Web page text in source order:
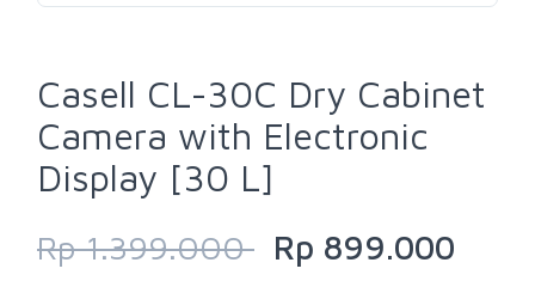
Casell CL-30C Dry Cabinet
Camera with Electronic
Display [30 L]
Rp 1.399.000 Rp 899.000